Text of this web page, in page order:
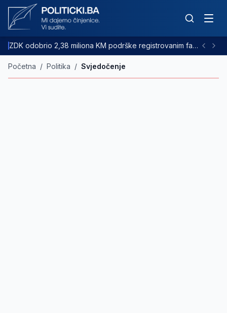
ZDK odobrio 2,38 miliona KM podrške registrovanim farmama goveda
Početna / Politika / Svjedočenje